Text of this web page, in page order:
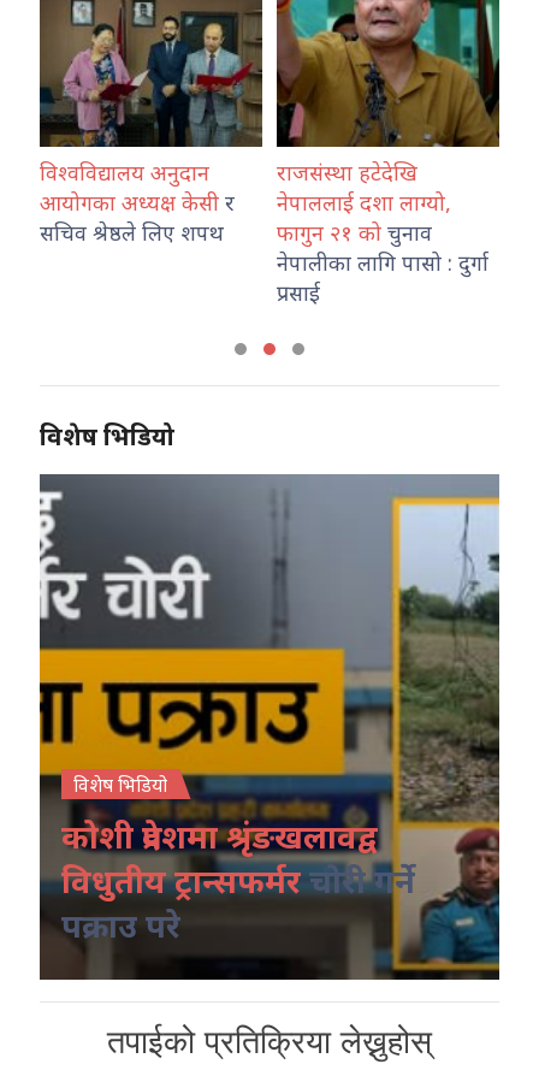
विश्वविद्यालय अनुदान
आयोगका अध्यक्ष केसी र
सचिव श्रेष्ठले लिए शपथ
राजसंस्था हटेदेखि
नेपाललाई दशा लाग्यो,
फागुन २१ को चुनाव
नेपालीका लागि पासो : दुर्गा
प्रसाई
विशेष भिडियो
विशेष भिडियो
कोशी प्रदेशमा श्रृंङखलावद्व
विधुतीय ट्रान्सफर्मरचोरी गर्ने
पक्राउ परे
तपाईको प्रतिक्रिया लेख्नुहोस्